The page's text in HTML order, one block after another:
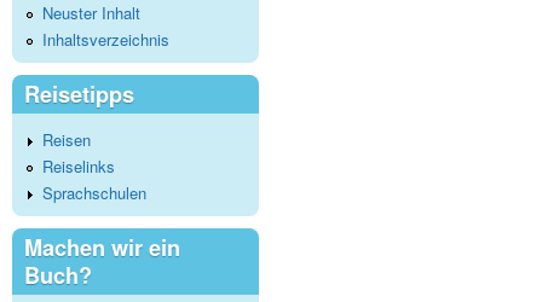
Neuster Inhalt
Inhaltsverzeichnis
Reisetipps
Reisen
Reiselinks
Sprachschulen
Machen wir ein
Buch?